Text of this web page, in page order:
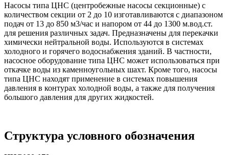
Насосы типа ЦНС (центробежные насосы секционные) с
количеством секции от 2 до 10 изготавливаются с диапазоном
подач от 13 до 850 м3/час и напором от 44 до 1300 м.вод.ст.
для решения различных задач. Предназначены для перекачки
химически нейтральной воды. Используются в системах
холодного и горячего водоснабжения зданий. В частности,
насосное оборудование типа ЦНС может использоваться при
откачке воды из каменноугольных шахт. Кроме того, насосы
типа ЦНС находят применение в системах повышения
давления в контурах холодной воды, а также для получения
большого давления для других жидкостей.
Структура условного обозначения